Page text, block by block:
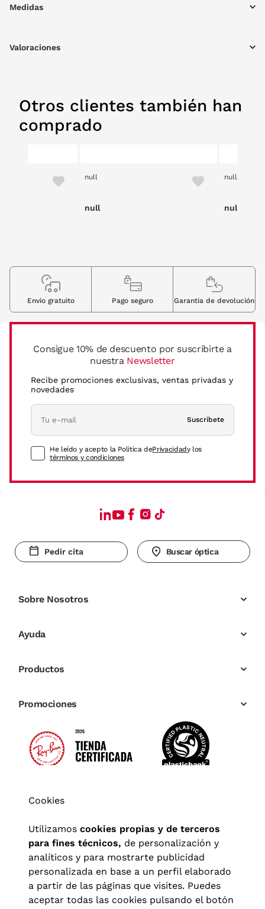
Medidas
Valoraciones
Otros clientes también han
comprado
null
null
null
null
Consigue 10% de descuento por suscribirte a
nuestra Newsletter
Recibe promociones exclusivas, ventas privadas y
novedades
Suscríbete
He leído y acepto la Política dePrivacidady los
términos y condiciones
Envio gratuito Pago seguro Garantia de devolución
Pedir cita Buscar óptica
Sobre Nosotros
Ayuda
Productos
Promociones
Cookies
Utilizamos cookies propias y de terceros
para fines técnicos, de personalización y
analíticos y para mostrarte publicidad
personalizada en base a un perfil elaborado
a partir de las páginas que visites. Puedes
aceptar todas las cookies pulsando el botón